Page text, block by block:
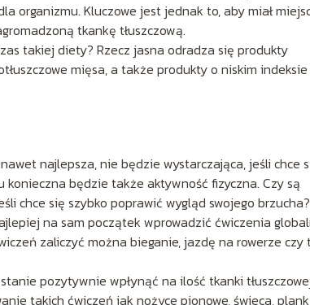
organizmu. Kluczowe jest jednak to, aby miał
tkankę tłuszczową.
takiej diety? Rzecz jasna odradza się produkty
mięsa, a także produkty o niskim indeksie
najlepsza, nie będzie wystarczająca, jeśli chce
konieczna będzie także aktywność fizyczna. Czy są
chce się szybko poprawić wygląd swojego brzucha?
na sam początek wprowadzić ćwiczenia
zaliczyć można bieganie, jazdę na rowerze czy
pozytywnie wpłynąć na ilość tkanki
takich ćwiczeń jak nożyce pionowe, świeca,